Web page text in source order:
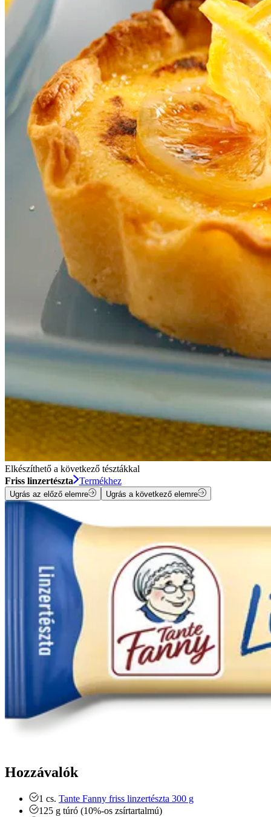
Elkészíthető a következő tésztákkal
Friss linzertészta
Termékhez
Ugrás az előző elemre Ugrás a következő elemre
Hozzávalók
1 cs. Tante Fanny friss linzertészta 300 g
125 g túró (10%-os zsírtartalmú)